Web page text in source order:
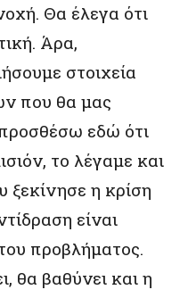
Θα έλεγα ότι
Άρα,
στοιχεία
που θα μας
εδώ ότι
το λέγαμε και
ξεκίνησε η κρίση
είναι
προβλήματος.
θα βαθύνει και η